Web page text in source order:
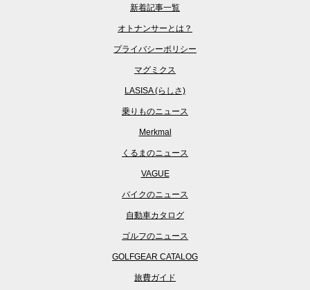
新着記事一覧
オトナンサーとは？
プライバシーポリシー
マグミクス
LASISA (らしさ)
乗りものニュース
Merkmal
くるまのニュース
VAGUE
バイクのニュース
自動車カタログ
ゴルフのニュース
GOLFGEAR CATALOG
旅費ガイド